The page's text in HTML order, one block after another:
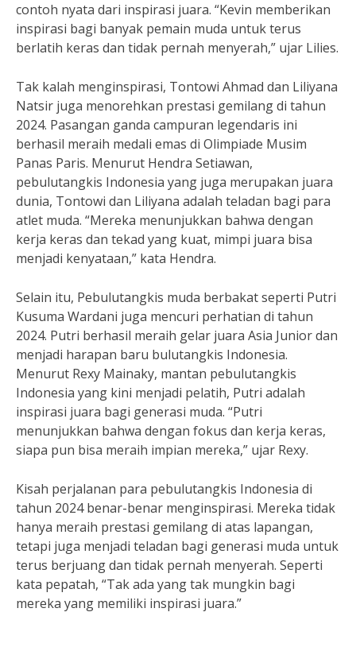
contoh nyata dari inspirasi juara. “Kevin memberikan
inspirasi bagi banyak pemain muda untuk terus
berlatih keras dan tidak pernah menyerah,” ujar Lilies.
Tak kalah menginspirasi, Tontowi Ahmad dan Liliyana
Natsir juga menorehkan prestasi gemilang di tahun
2024. Pasangan ganda campuran legendaris ini
berhasil meraih medali emas di Olimpiade Musim
Panas Paris. Menurut Hendra Setiawan,
pebulutangkis Indonesia yang juga merupakan juara
dunia, Tontowi dan Liliyana adalah teladan bagi para
atlet muda. “Mereka menunjukkan bahwa dengan
kerja keras dan tekad yang kuat, mimpi juara bisa
menjadi kenyataan,” kata Hendra.
Selain itu, Pebulutangkis muda berbakat seperti Putri
Kusuma Wardani juga mencuri perhatian di tahun
2024. Putri berhasil meraih gelar juara Asia Junior dan
menjadi harapan baru bulutangkis Indonesia.
Menurut Rexy Mainaky, mantan pebulutangkis
Indonesia yang kini menjadi pelatih, Putri adalah
inspirasi juara bagi generasi muda. “Putri
menunjukkan bahwa dengan fokus dan kerja keras,
siapa pun bisa meraih impian mereka,” ujar Rexy.
Kisah perjalanan para pebulutangkis Indonesia di
tahun 2024 benar-benar menginspirasi. Mereka tidak
hanya meraih prestasi gemilang di atas lapangan,
tetapi juga menjadi teladan bagi generasi muda untuk
terus berjuang dan tidak pernah menyerah. Seperti
kata pepatah, “Tak ada yang tak mungkin bagi
mereka yang memiliki inspirasi juara.”